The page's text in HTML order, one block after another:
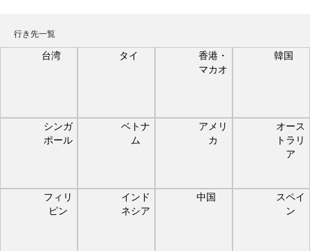
行き先一覧
台湾 タイ
香港・
マカオ
韓国
シンガ
ポール
ベトナ
ム
アメリ
カ
オース
トラリ
ア
フィリ
ピン
インド
ネシア
中国
スペイ
ン